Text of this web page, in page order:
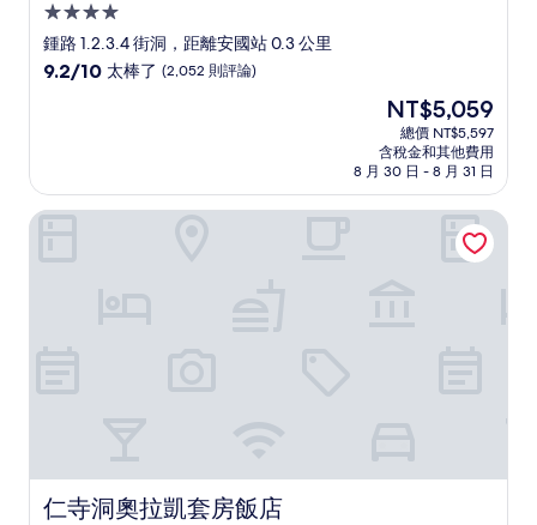
4.0
星
級
鍾路 1.2.3.4 街洞，距離安國站 0.3 公里
9.2
太
棒
9.2/10 太棒了 (2,052 則評論)
現
在
價
格
為
NT$5,059
NT$5,059
總價 NT$5,597
含稅金和其他費用
8 月 30 日 - 8 月 31 日
仁寺洞奧拉凱套房飯店
仁寺洞奧拉凱套房飯店
仁寺洞奧拉凱套房飯店